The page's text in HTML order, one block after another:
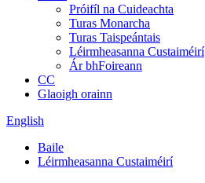
Próifíl na Cuideachta
Turas Monarcha
Turas Taispeántais
Léirmheasanna Custaiméirí
Ár bhFoireann
CC
Glaoigh orainn
English
Baile
Léirmheasanna Custaiméirí